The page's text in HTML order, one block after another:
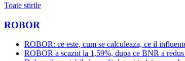
Toate stirile
ROBOR
ROBOR: ce este, cum se calculeaza, ce il
ROBOR a scazut la 1,59%, dupa ce BNR a